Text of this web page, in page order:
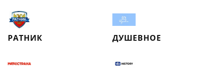
РАТНИК ДУШЕВНОЕ